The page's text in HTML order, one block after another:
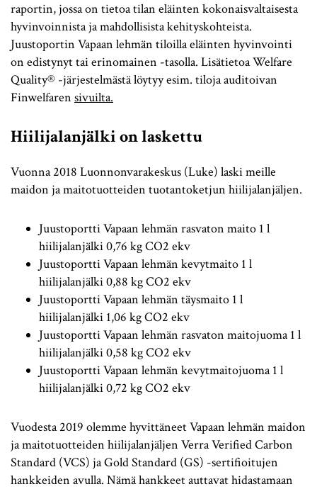
raportin, jossa on tietoa tilan eläinten kokonaisvaltaisesta
hyvinvoinnista ja mahdollisista kehityskohteista.
Juustoportin Vapaan lehmän tiloilla eläinten hyvinvointi
on edistynyt tai erinomainen -tasolla. Lisätietoa Welfare
Quality® -järjestelmästä löytyy esim. tiloja auditoivan
Finwelfaren sivuilta.
Hiilijalanjälki on laskettu
Vuonna 2018 Luonnonvarakeskus (Luke) laski meille
maidon ja maitotuotteiden tuotantoketjun hiilijalanjäljen.
Juustoportti Vapaan lehmän rasvaton maito 1 l
hiilijalanjälki 0,76 kg CO2 ekv
Juustoportti Vapaan lehmän kevytmaito 1 l
hiilijalanjälki 0,88 kg CO2 ekv
Juustoportti Vapaan lehmän täysmaito 1 l
hiilijalanjälki 1,06 kg CO2 ekv
Juustoportti Vapaan lehmän rasvaton maitojuoma 1 l
hiilijalanjälki 0,58 kg CO2 ekv
Juustoportti Vapaan lehmän kevytmaitojuoma 1 l
hiilijalanjälki 0,72 kg CO2 ekv
Vuodesta 2019 olemme hyvittäneet Vapaan lehmän maidon
ja maitotuotteiden hiilijalanjäljen Verra Verified Carbon
Standard (VCS) ja Gold Standard (GS) -sertifioitujen
hankkeiden avulla. Nämä hankkeet auttavat hidastamaan